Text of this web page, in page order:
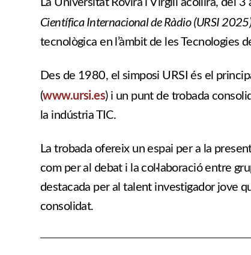
Científica Internacional de Ràdio (URSI
tecnològica en l’àmbit de les Tecnologies
Des de 1980, el simposi URSI és el
(www.ursi.es) i un punt de trobada
la indústria TIC.
La trobada ofereix un espai per a la
com per al debat i la col·laboració entre
destacada per al talent investigador jove
consolidat.